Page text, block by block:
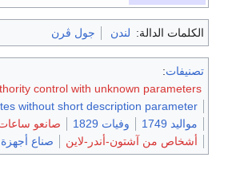
الكلمات الدالة: لندن جول ڤرن
تصنيفات:
control with unknown parameters
without short description parameter
مواليد 1749
وفيات 1829
صانعو
أشخاص من آشتون-أندر-لاين
صناع